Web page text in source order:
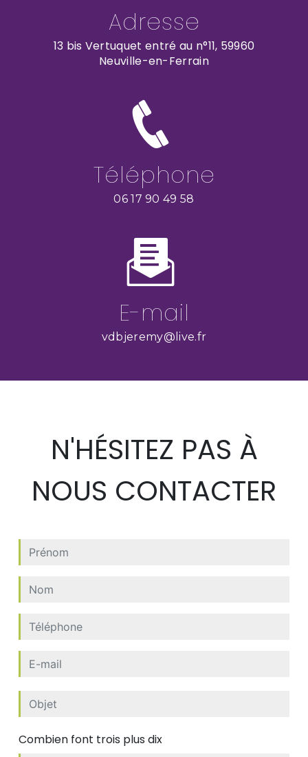
Adresse
13 bis Vertuquet entré au n°11, 59960
Neuville-en-Ferrain
Téléphone
06 17 90 49 58
E-mail
vdbjeremy@live.fr
N'HÉSITEZ PAS À
NOUS CONTACTER
Combien font trois plus dix